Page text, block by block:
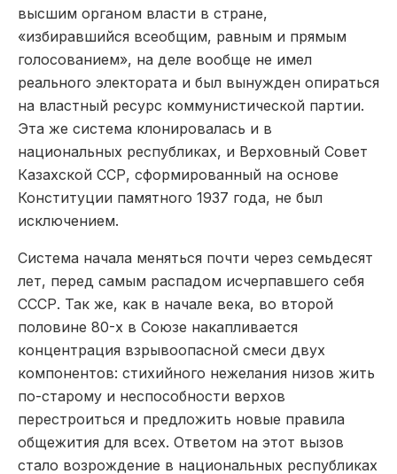
высшим органом власти в стране,
«избиравшийся всеобщим, равным и прямым
голосованием», на деле вообще не имел
реального электората и был вынужден опираться
на властный ресурс коммунистической партии.
Эта же система клонировалась и в
национальных республиках, и Верховный Совет
Казахской ССР, сформированный на основе
Конституции памятного 1937 года, не был
исключением.
Система начала меняться поч­ти через семьдесят
лет, перед самым распадом исчерпавшего себя
СССР. Так же, как в начале века, во второй
половине 80-­х в Союзе накапливается
концентрация взрывоопас­ной смеси двух
компонентов: стихийного нежелания низов жить
по-­старому и неспособности верхов
перестроиться и предложить новые правила
общежития для всех. Ответом на этот вызов
стало возрождение в национальных республиках